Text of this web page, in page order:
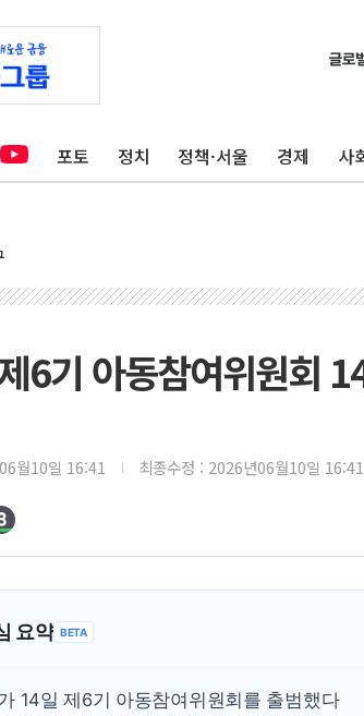
포토 정치 정책·서울 경제 사
6기 아동참여위원회
월10일 16:41 최종수정 : 2026년06월10일 16:41
요약 BETA
14일 제6기 아동참여위원회를 출범했다